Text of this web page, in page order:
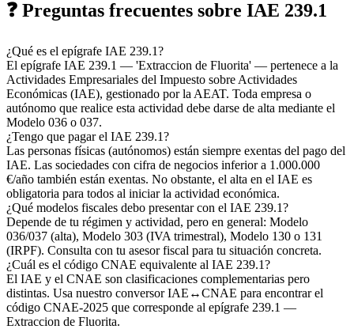
❓ Preguntas frecuentes sobre IAE 239.1
¿Qué es el epígrafe IAE 239.1?
El epígrafe IAE 239.1 — 'Extraccion de Fluorita' — pertenece a la
Actividades Empresariales del Impuesto sobre Actividades
Económicas (IAE), gestionado por la AEAT. Toda empresa o
autónomo que realice esta actividad debe darse de alta mediante el
Modelo 036 o 037.
¿Tengo que pagar el IAE 239.1?
Las personas físicas (autónomos) están siempre exentas del pago del
IAE. Las sociedades con cifra de negocios inferior a 1.000.000
€/año también están exentas. No obstante, el alta en el IAE es
obligatoria para todos al iniciar la actividad económica.
¿Qué modelos fiscales debo presentar con el IAE 239.1?
Depende de tu régimen y actividad, pero en general: Modelo
036/037 (alta), Modelo 303 (IVA trimestral), Modelo 130 o 131
(IRPF). Consulta con tu asesor fiscal para tu situación concreta.
¿Cuál es el código CNAE equivalente al IAE 239.1?
El IAE y el CNAE son clasificaciones complementarias pero
distintas. Usa nuestro conversor IAE↔CNAE para encontrar el
código CNAE-2025 que corresponde al epígrafe 239.1 —
Extraccion de Fluorita.